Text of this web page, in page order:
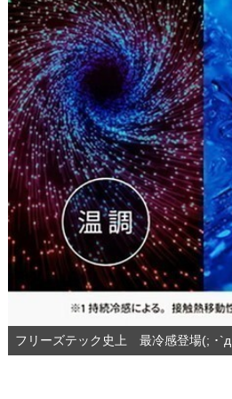
フリーズテック史上 最冷感登場(; ･`д